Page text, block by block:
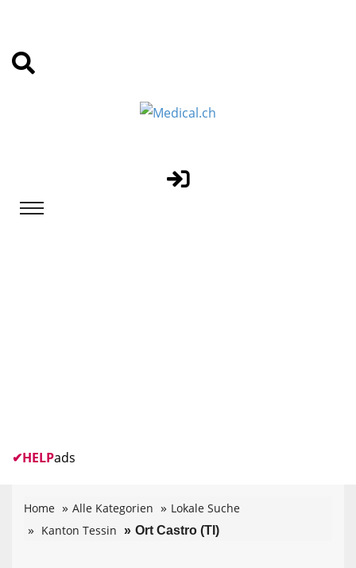
✔HELPads
Home Alle Kategorien
Lokale Suche
Kanton Tessin
Ort Castro (TI)